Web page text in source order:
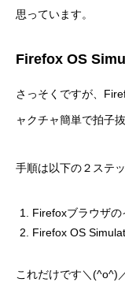
思っています。
Firefox OS
さっそくですが、
ャクチャ簡単で拍子
手順は以下の２ステッ
Firefoxブラウザ
Firefox OS
これだけです＼(^o^)